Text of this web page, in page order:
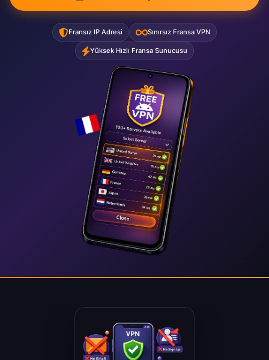
Fransız IP Adresi Sınırsız Fransa VPN
Yüksek Hızlı Fransa Sunucusu